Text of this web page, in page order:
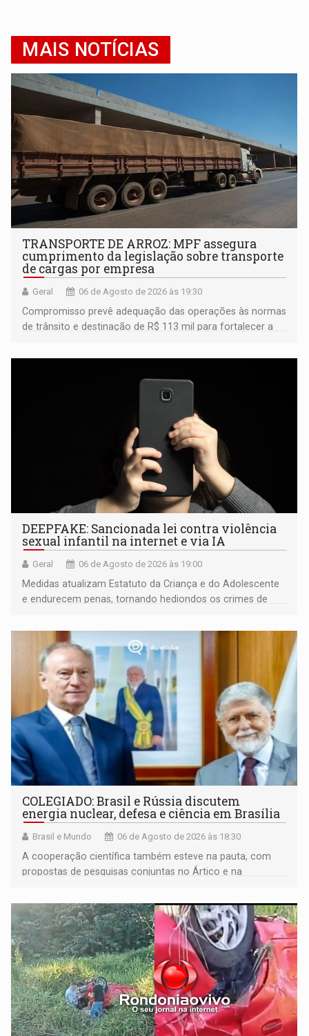
MAIS NOTÍCIAS
TRANSPORTE DE ARROZ: MPF assegura
cumprimento da legislação sobre transporte
de cargas por empresa
Geral 06 de Agosto de 2026 às 19:30
Compromisso prevê adequação das operações às normas
de trânsito e destinação de R$ 113 mil para fortalecer a
DEEPFAKE: Sancionada lei contra violência
sexual infantil na internet e via IA
Geral 06 de Agosto de 2026 às 19:00
Medidas atualizam Estatuto da Criança e do Adolescente
e endurecem penas, tornando hediondos os crimes de
COLEGIADO: Brasil e Rússia discutem
energia nuclear, defesa e ciência em Brasília
Brasil e Mundo 06 de Agosto de 2026 às 18:30
A cooperação científica também esteve na pauta, com
propostas de pesquisas conjuntas no Ártico e na